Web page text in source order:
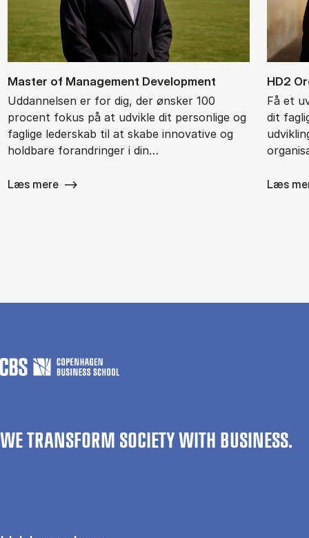
Ma­ster of Ma­na­ge­ment De­ve­l­op­ment
Uddannelsen er for dig, der ønsker 100
procent fokus på at udvikle dit personlige og
faglige lederskab til at skabe innovative og
holdbare forandringer i din…
Læs mere
HD2
Få et
dit
Læs
WE TRANSFORM SOCIETY WITH BUSINESS.